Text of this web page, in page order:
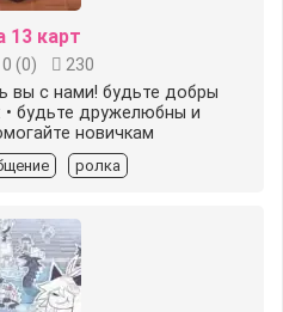
13 карт
0 (0)
230
вы с нами! будьте добры
будьте дружелюбны и
новичкам
ролка